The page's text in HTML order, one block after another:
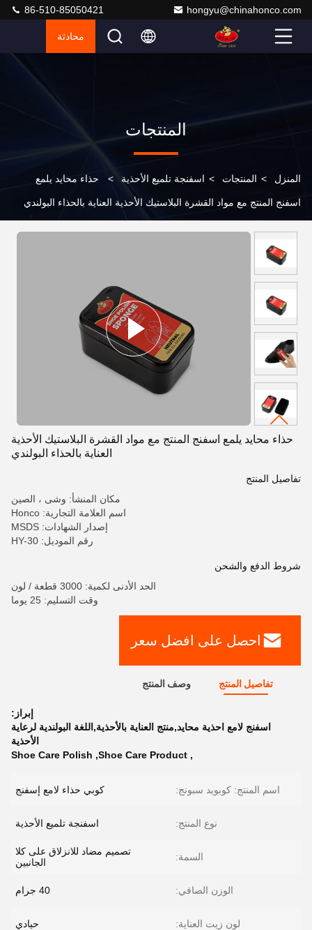
hongyu@chinahonco.com
86-510-85050421
محادثة
المنتجات
المنزل > المنتجات > اسفنجة تلميع الأحذية > حذاء محايد يلمع
اسفنج المنتج مع مواد القشرة البلاستيك الأحذية العناية بالحذاء البولندي
حذاء محايد يلمع اسفنج المنتج مع مواد القشرة البلاستيك الأحذية
العناية بالحذاء البولندي
تفاصيل المنتج
مكان المنشأ: وشى ، الصين
اسم العلامة التجارية: Honco
إصدار الشهادات: MSDS
رقم الموديل: HY-30
شروط الدفع والشحن
الحد الأدنى لكمية: 3000 قطعة / لون
وقت التسليم: 25 يوما
احصل على افضل سعر
تفاصيل المنتج وصف المنتج
إبراز:
اسفنج لامع احذية محايد,منتج العناية بالأحذية,اللغة البولندية لرعاية
الأحذية
,
Shoe Care Product
,
Shoe Care Polish
اسم المنتج: كوبويد سبونج: كوبي حذاء لامع إسفنج
نوع المنتج: اسفنجة تلميع الأحذية
السمة:
تصميم مضاد للانزلاق على كلا
الجانبين
الوزن الصافي: 40 جرام
لون زيت العناية: حيادي